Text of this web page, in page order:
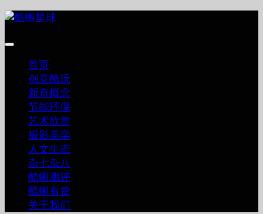
跳
内
首页
创意酷玩
新奇概念
节能环保
艺术欣赏
摄影美学
人文生态
杂七杂八
酷蝌测评
酷蝌有货
关于我们